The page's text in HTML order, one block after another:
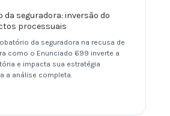
seguradora: inversão do
processuais
da seguradora na recusa de
como o Enunciado 699 inverte a
e impacta sua estratégia
a análise completa.